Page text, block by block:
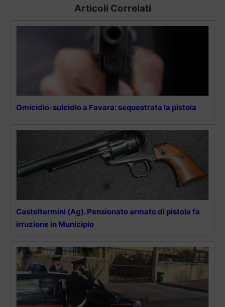
Articoli Correlati
Omicidio-suicidio a Favara: sequestrata la pistola
Casteltermini (Ag). Pensionato armato di pistola fa
irruzione in Municipio